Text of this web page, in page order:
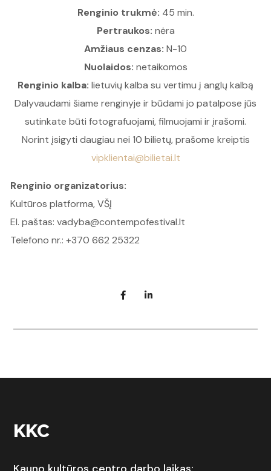
Renginio trukmė: 45 min.
Pertraukos: nėra
Amžiaus cenzas: N-10
Nuolaidos: netaikomos
Renginio kalba: lietuvių kalba su vertimu į anglų kalbą
Dalyvaudami šiame renginyje ir būdami jo patalpose jūs
sutinkate būti fotografuojami, filmuojami ir įrašomi.
Norint įsigyti daugiau nei 10 bilietų, prašome kreiptis
vipklientai@bilietai.lt
Renginio organizatorius:
Kultūros platforma, VŠĮ
El. paštas:vadyba@contempofestival.lt
Telefono nr.: +370 662 25322
KKC